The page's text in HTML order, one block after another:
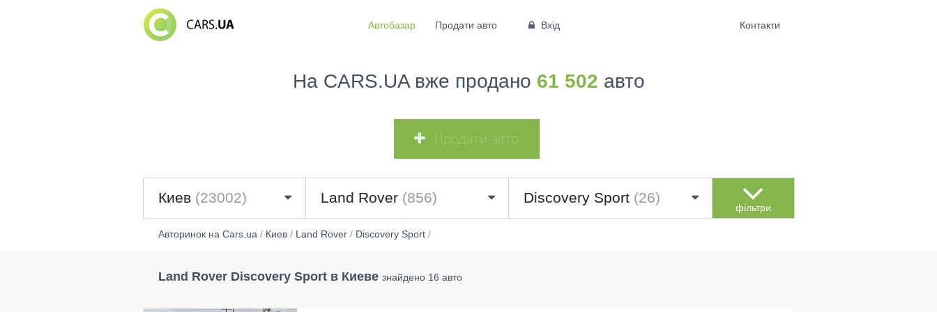
Автобазар Продати авто Вхід Контакти
На CARS.UA вже продано 61 502 авто
Продати авто
Киев (23002) Land Rover (856) Discovery Sport (26)
фільтри
Авторинок на Cars.ua/ Киев/ Land Rover/ Discovery Sport/
Land Rover Discovery Sport в Киеве знайдено 16 авто